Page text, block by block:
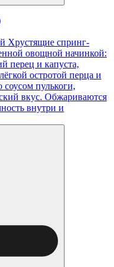
Хрустящие спринг-
овощной начинкой:
перец и капуста,
остротой перца и
пулькоги,
вкус. Обжариваются
внутри и